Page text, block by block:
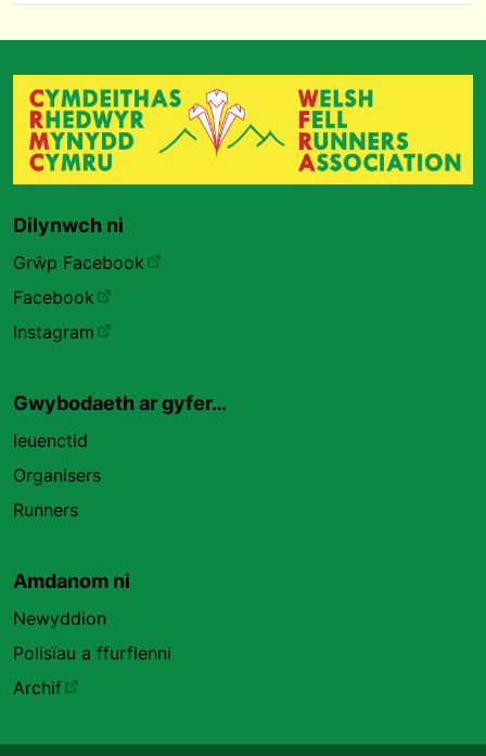
Dilynwch ni
Grŵp Facebook
Facebook
Instagram
Gwybodaeth ar gyfer…
Ieuenctid
Organisers
Runners
Amdanom ni
Newyddion
Polisïau a ffurflenni
Archif